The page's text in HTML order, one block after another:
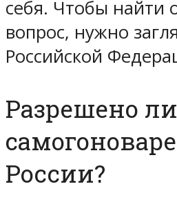
себя. Чтобы найти
вопрос, нужно
Российской
Разрешено ли
России?